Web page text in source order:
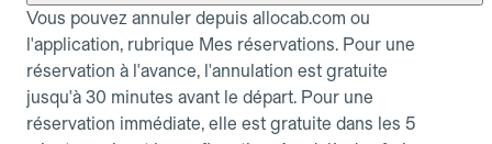
Vous pouvez annuler depuis allocab.com ou
l'application, rubrique Mes réservations. Pour une
réservation à l'avance, l'annulation est gratuite
jusqu'à 30 minutes avant le départ. Pour une
réservation immédiate, elle est gratuite dans les 5